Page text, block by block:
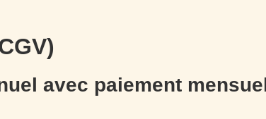
avec paiement